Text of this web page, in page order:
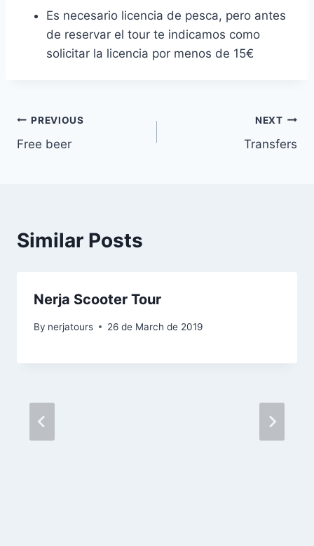
Es necesario licencia de pesca, pero antes
de reservar el tour te indicamos como
solicitar la licencia por menos de 15€
Post
navigation
PREVIOUS
Free beer
NEXT
Transfers
Similar Posts
Nerja Scooter Tour
By nerjatours 26 de March de 2019